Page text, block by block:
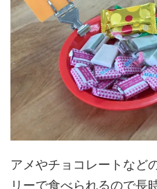
アメやチョコレートなど
リーで食べられるので長